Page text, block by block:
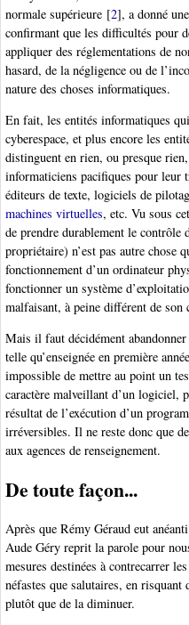
normale supérieure [2], a donné
confirmant que les difficultés pour
appliquer des réglementations de
hasard, de la négligence ou de
nature des choses informatiques.
En fait, les entités informatiques
cyberespace, et plus encore les
distinguent en rien, ou presque
informaticiens pacifiques pour leur
éditeurs de texte, logiciels de
machines virtuelles, etc. Vu sous
de prendre durablement le contrôle
propriétaire) n’est pas autre chose
fonctionnement d’un ordinateur
fonctionner un système
malfaisant, à peine différent de son
Mais il faut décidément
telle qu’enseignée en première
impossible de mettre au point un
caractère malveillant d’un logiciel,
résultat de l’exécution d’un
irréversibles. Il ne reste donc que
aux agences de renseignement.
De toute façon...
Après que Rémy Géraud eut
Aude Géry reprit la parole pour
mesures destinées à contrecarrer
néfastes que salutaires, en
plutôt que de la diminuer.